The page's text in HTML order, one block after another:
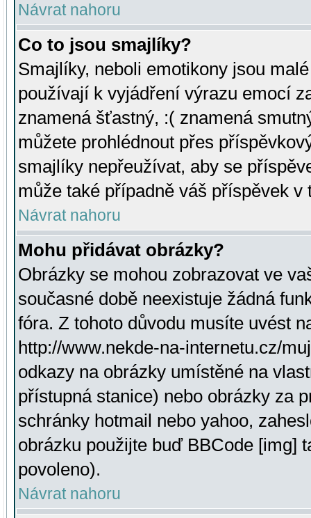
Návrat nahoru
Co to jsou smajlíky?
Smajlíky, neboli emotikony jsou
používají k vyjádření výrazu emocí
znamená šťastný, :( znamená
můžete prohlédnout přes
smajlíky nepřeužívat, aby se
může také případně váš příspěvek v
Návrat nahoru
Mohu přidávat obrázky?
Obrázky se mohou zobrazovat ve
současné době neexistuje žádná
fóra. Z tohoto důvodu musíte uvést
http://www.nekde-na-internetu.cz/
odkazy na obrázky umístěné na
přístupná stanice) nebo obrázky za
schránky hotmail nebo yahoo,
obrázku použijte buď BBCode [img]
povoleno).
Návrat nahoru